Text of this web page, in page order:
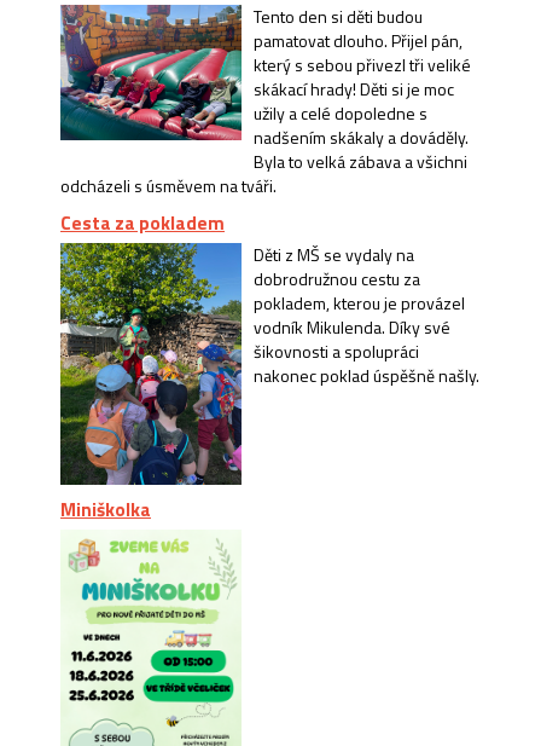
Tento den si děti budou
pamatovat dlouho. Přijel pán,
který s sebou přivezl tři veliké
skákací hrady! Děti si je moc
užily a celé dopoledne s
nadšením skákaly a dováděly.
Byla to velká zábava a všichni
odcházeli s úsměvem na tváři.
Cesta za pokladem
Děti z MŠ se vydaly na
dobrodružnou cestu za
pokladem, kterou je provázel
vodník Mikulenda. Díky své
šikovnosti a spolupráci
nakonec poklad úspěšně našly.
Miniškolka